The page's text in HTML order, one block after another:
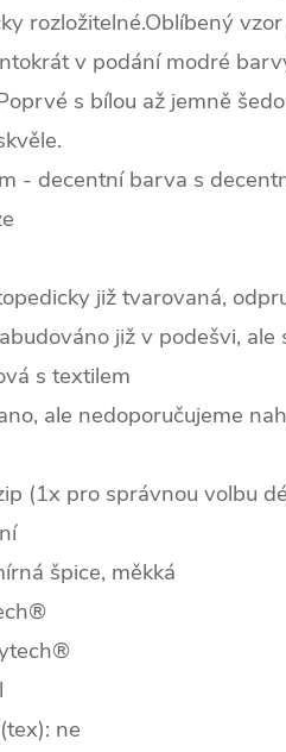
rozložitelné.Oblíbený
v podání modré
s bílou až jemně
- decentní barva s
již tvarovaná,
již v podešvi, ale
s textilem
ale nedoporučujeme
(1x pro správnou volbu
špice, měkká
ne